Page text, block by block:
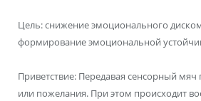
Цель: снижение эмоционального
формирование эмоциональной
Приветствие: Передавая сенсорный
или пожелания. При этом происходит